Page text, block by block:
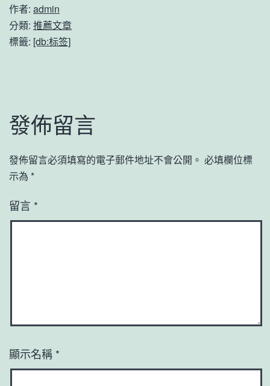
作者: admin
分類: 推薦文章
標籤: [db:标签]
發佈留言
發佈留言必須填寫的電子郵件地址不會公開。 必填欄位標
示為 *
留言 *
顯示名稱 *